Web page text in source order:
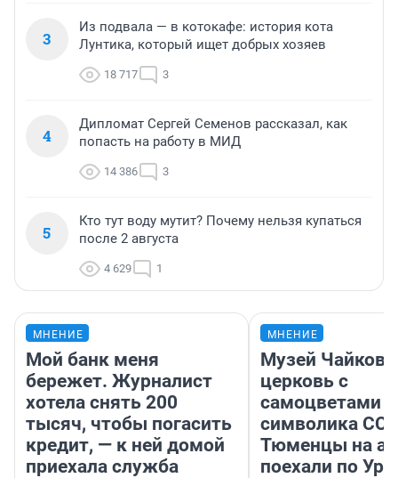
3
Из подвала — в котокафе: история кота
Лунтика, который ищет добрых хозяев
18 717 3
4
Дипломат Сергей Семенов рассказал, как
попасть на работу в МИД
14 386 3
5
Кто тут воду мутит? Почему нельзя купаться
после 2 августа
4 629 1
МНЕНИЕ
Мой банк меня
бережет. Журналист
хотела снять 200
тысяч, чтобы погасить
кредит, — к ней домой
приехала служба
МНЕНИЕ
Музей
церковь с
самоцветами
символика
Тюменцы на
поехали по